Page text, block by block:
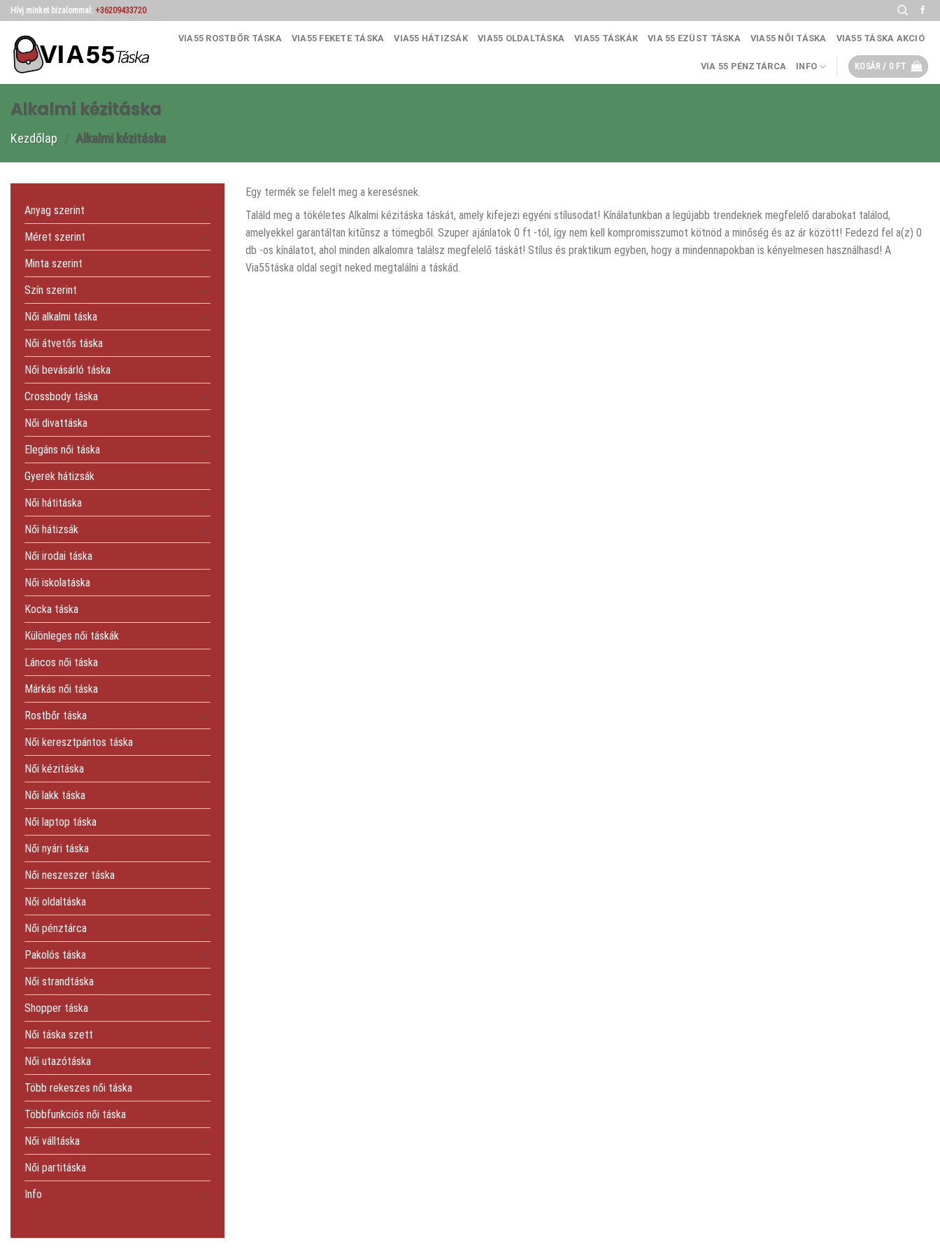
Skip
to
content
Hívj minket bizalommal: +36209433720
VIA55 ROSTBŐR TÁSKA VIA55 FEKETE TÁSKA VIA55 HÁTIZSÁK VIA55 OLDALTÁSKA VIA55 TÁSKÁK VIA 55 EZÜST TÁSKA VIA55 NŐI TÁSKA VIA55 TÁSKA AKCIÓ
VIA 55 PÉNZTÁRCA INFO KOSÁR / 0 FT
Alkalmi kézitáska
Kezdőlap Alkalmi kézitáska
Anyag szerint
Méret szerint
Minta szerint
Szín szerint
Női alkalmi táska
Női átvetős táska
Női bevásárló táska
Crossbody táska
Női divattáska
Elegáns női táska
Gyerek hátizsák
Női hátitáska
Női hátizsák
Női irodai táska
Női iskolatáska
Kocka táska
Különleges női táskák
Láncos női táska
Márkás női táska
Rostbőr táska
Női keresztpántos táska
Női kézitáska
Női lakk táska
Női laptop táska
Női nyári táska
Női neszeszer táska
Női oldaltáska
Női pénztárca
Pakolós táska
Női strandtáska
Shopper táska
Női táska szett
Női utazótáska
Több rekeszes női táska
Többfunkciós női táska
Női válltáska
Női partitáska
Info
Egy termék se felelt meg a keresésnek.
Találd meg a tökéletes Alkalmi kézitáska táskát, amely kifejezi egyéni stílusodat! Kínálatunkban a legújabb trendeknek megfelelő darabokat találod,
amelyekkel garantáltan kitűnsz a tömegből. Szuper ajánlatok 0 ft -tól, így nem kell kompromisszumot kötnöd a minőség és az ár között! Fedezd fel a(z) 0
db -os kínálatot, ahol minden alkalomra találsz megfelelő táskát! Stílus és praktikum egyben, hogy a mindennapokban is kényelmesen használhasd! A
Via55táska oldal segít neked megtalálni a táskád.